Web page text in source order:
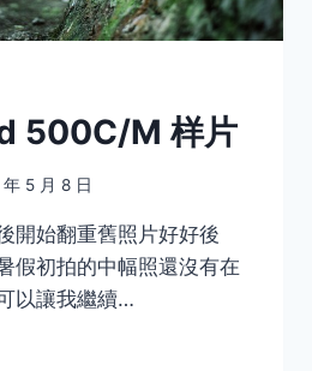
500C/M 样片
5 月 8 日
開始翻重舊照片好好後
假初拍的中幅照還沒有在
以讓我繼續…